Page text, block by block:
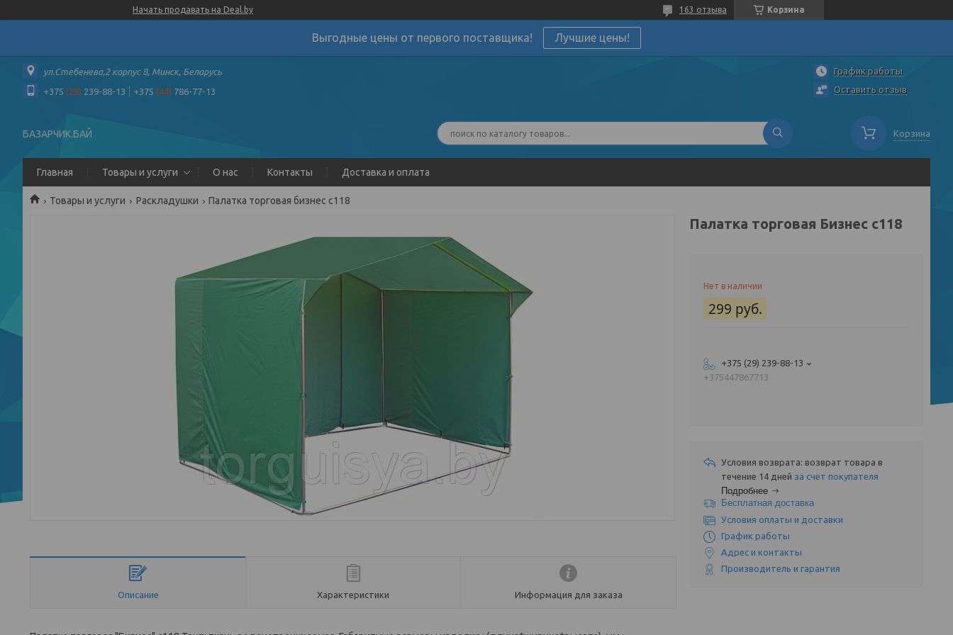
Начать продавать на Deal.by Корзина
163 отзыва
Выгодные цены от первого поставщика! Лучшие цены!
ул.Стебенева,2 корпус 8, Минск, Беларусь
+375 (29) 239-88-13 +375 (44) 786-77-13
График работы
Оставить отзыв
БАЗАРЧИК.БАЙ Корзина
Главная Товары и услуги О нас Контакты Доставка и оплата
Товары и услуги Раскладушки Палатка торговая бизнес с118
Описание Характеристики Информация для заказа
Палатка торговая Бизнес с118
Нет в наличии
299 руб.
+375 (29) 239-88-13
+375447867713
возврат товара в
течение 14 дней за счет покупателя
Подробнее
Бесплатная доставка
Условия оплаты и доставки
График работы
Адрес и контакты
Производитель и гарантия